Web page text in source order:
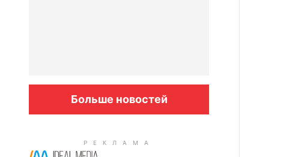
Больше новостей